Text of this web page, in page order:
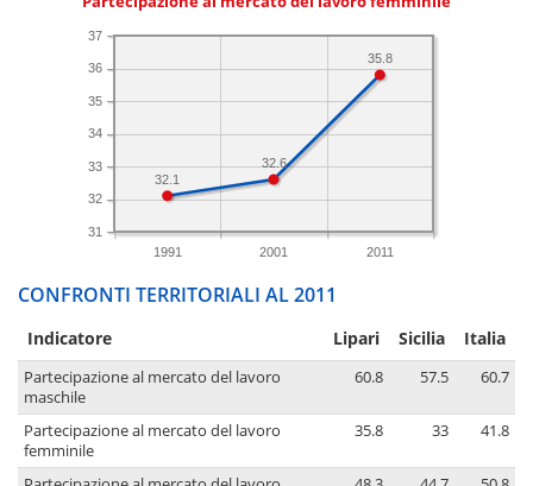
1991 2001 2011
31
32
33
34
35
36
37
35.8
32.6
32.1
CONFRONTI TERRITORIALI AL 2011
Indicatore Lipari Sicilia Italia
Partecipazione al mercato del lavoro
maschile
60.8 57.5 60.7
Partecipazione al mercato del lavoro
femminile
35.8 33 41.8